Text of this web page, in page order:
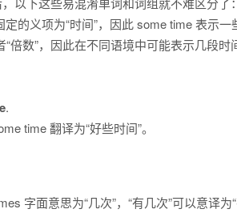
的义项为“时间”，因此 some time 表示
“倍数”，因此在不同语境中可能表示几段
.
time 翻译为“好些时间”。
字面意思为“几次”，“有几次”可以意译